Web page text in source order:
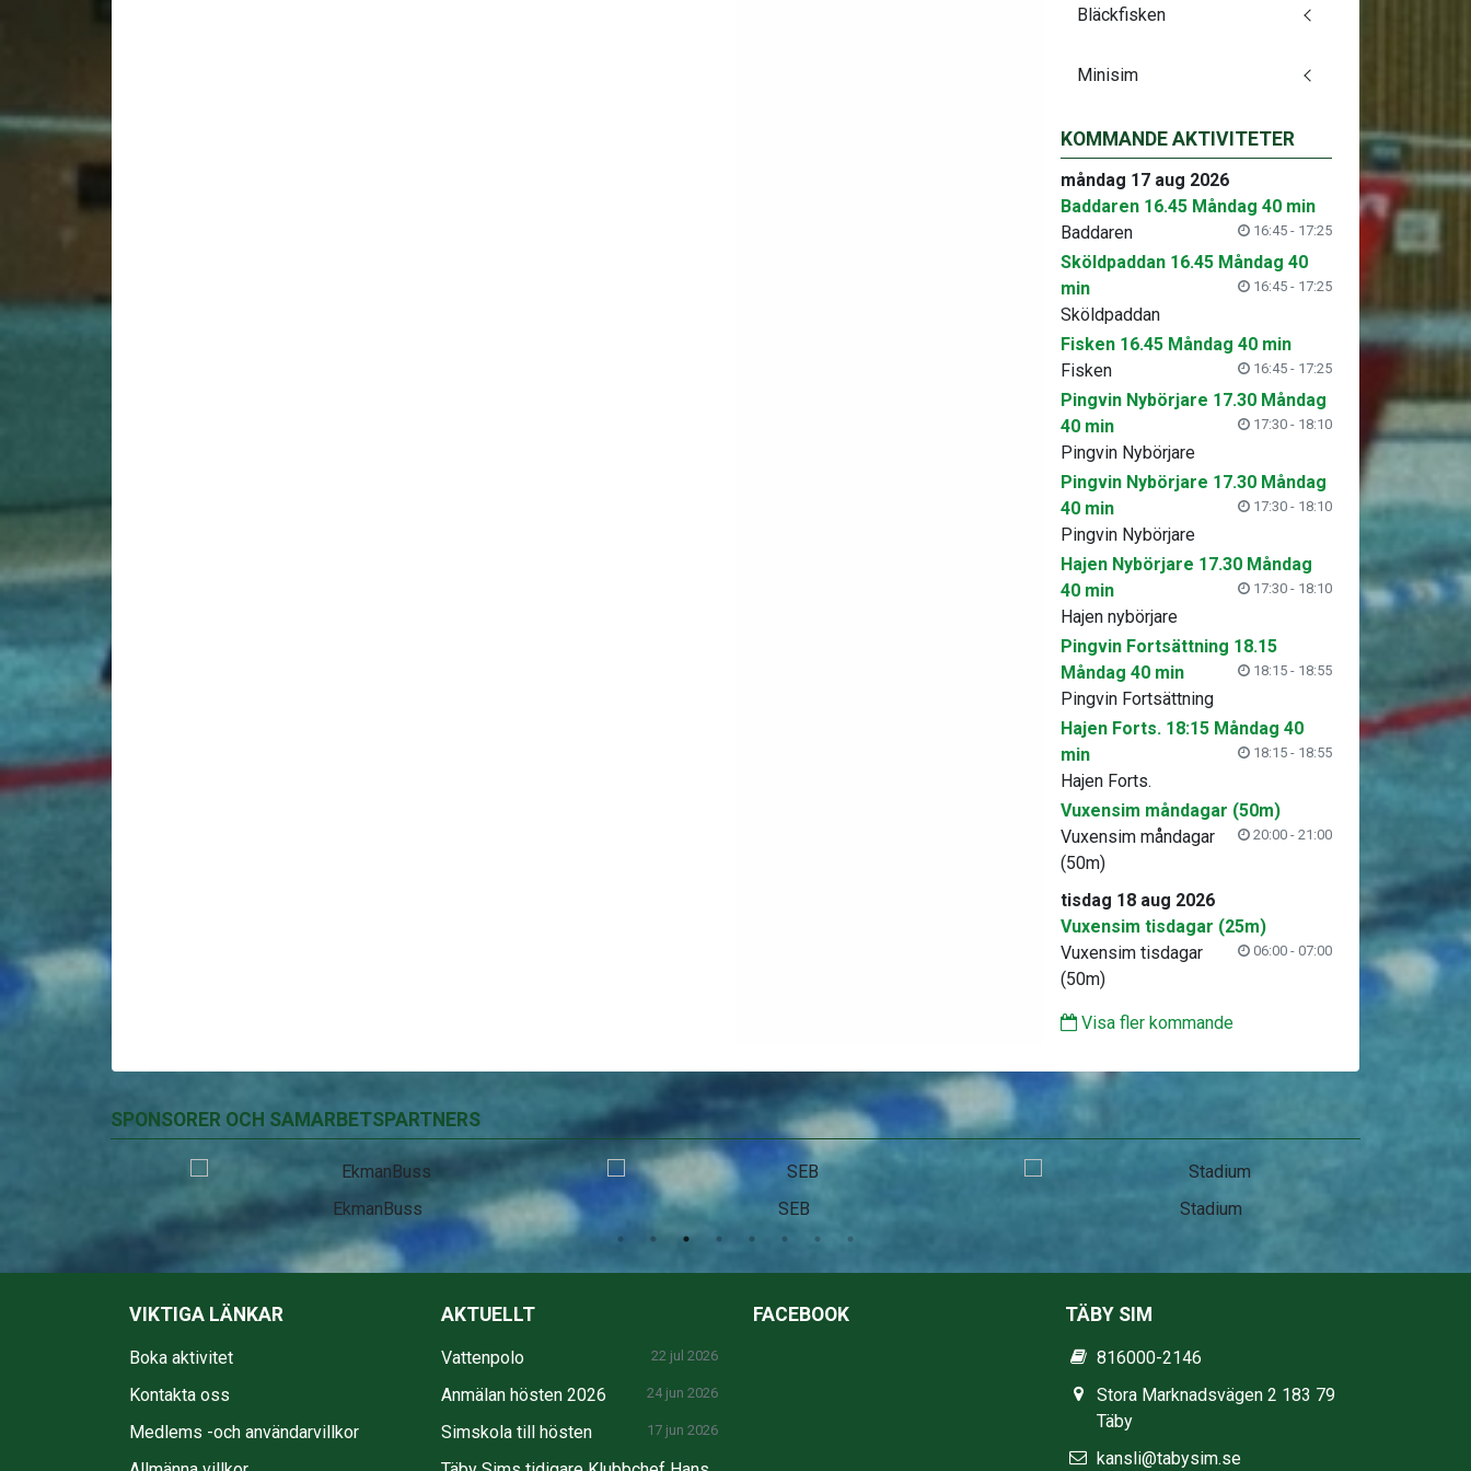
Bläckfisken
Minisim
KOMMANDE AKTIVITETER
måndag 17 aug 2026
Baddaren 16.45 Måndag 40 min
16:45 - 17:25
Baddaren
Sköldpaddan 16.45 Måndag 40
min
16:45 - 17:25
Sköldpaddan
Fisken 16.45 Måndag 40 min
16:45 - 17:25
Fisken
Pingvin Nybörjare 17.30 Måndag
40 min
17:30 - 18:10
Pingvin Nybörjare
Pingvin Nybörjare 17.30 Måndag
40 min
17:30 - 18:10
Pingvin Nybörjare
Hajen Nybörjare 17.30 Måndag
40 min
17:30 - 18:10
Hajen nybörjare
Pingvin Fortsättning 18.15
Måndag 40 min
18:15 - 18:55
Pingvin Fortsättning
Hajen Forts. 18:15 Måndag 40
min
18:15 - 18:55
Hajen Forts.
Vuxensim måndagar (50m)
20:00 - 21:00
Vuxensim måndagar
(50m)
tisdag 18 aug 2026
Vuxensim tisdagar (25m)
06:00 - 07:00
Vuxensim tisdagar
(50m)
Visa fler kommande
SPONSORER OCH SAMARBETSPARTNERS
EkmanBuss Stadium
VIKTIGA LÄNKAR
Boka aktivitet
Kontakta oss
Medlems -och användarvillkor
AKTUELLT
Vattenpolo 22 jul 2026
Anmälan hösten 2026 24 jun 2026
Simskola till hösten 17 jun 2026
FACEBOOK TÄBY SIM
816000-2146
Stora Marknadsvägen 2 183 79
Täby
kansli@tabysim.se